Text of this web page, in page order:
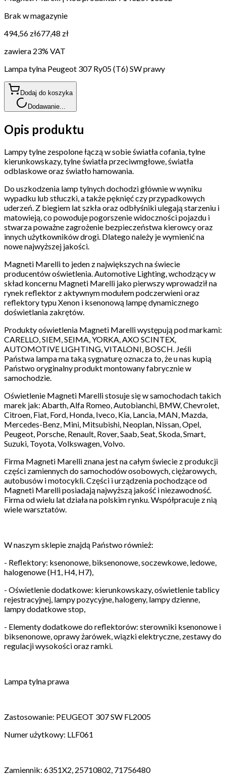
Brak w magazynie
494,56 zł677,48 zł
zawiera 23% VAT
Lampa tylna Peugeot 307 Ry05 (T6) SW prawy
Dodaj do koszyka
Dodawanie...
Opis produktu
Lampy tylne zespolone łączą w sobie światła cofania, tylne
kierunkowskazy, tylne światła przeciwmgłowe, światła
odblaskowe oraz światło hamowania.
Do uszkodzenia lamp tylnych dochodzi głównie w wyniku
wypadku lub stłuczki, a także pęknięć czy przypadkowych
uderzeń. Z biegiem lat szkła oraz odbłyśniki ulegają starzeniu i
matowieją, co powoduje pogorszenie widoczności pojazdu i
stwarza poważne zagrożenie bezpieczeństwa kierowcy oraz
innych użytkowników drogi. Dlatego należy je wymienić na
nowe najwyższej jakości.
Magneti Marelli to jeden z największych na świecie
producentów oświetlenia. Automotive Lighting, wchodzący w
skład koncernu Magneti Marelli jako pierwszy wprowadził na
rynek reflektor z aktywnym modułem podczerwieni oraz
reflektory typu Xenon i ksenonową lampę dynamicznego
doświetlania zakrętów.
Produkty oświetlenia Magneti Marelli występują pod markami:
CARELLO, SIEM, SEIMA, YORKA, AXO SCINTEX,
AUTOMOTIVE LIGHTING, VITALONI, BOSCH. Jeśli
Państwa lampa ma taką sygnaturę oznacza to, że u nas kupią
Państwo oryginalny produkt montowany fabrycznie w
samochodzie.
Oświetlenie Magneti Marelli stosuje się w samochodach takich
marek jak: Abarth, Alfa Romeo, Autobianchi, BMW, Chevrolet,
Citroen, Fiat, Ford, Honda, Iveco, Kia, Lancia, MAN, Mazda,
Mercedes-Benz, Mini, Mitsubishi, Neoplan, Nissan, Opel,
Peugeot, Porsche, Renault, Rover, Saab, Seat, Skoda, Smart,
Suzuki, Toyota, Volkswagen, Volvo.
Firma Magneti Marelli znana jest na całym świecie z produkcji
części zamiennych do samochodów osobowych, ciężarowych,
autobusów i motocykli. Części i urządzenia pochodzące od
Magneti Marelli posiadają najwyższą jakość i niezawodność.
Firma od wielu lat działa na polskim rynku. Współpracuje z nią
wiele warsztatów.
W naszym sklepie znajdą Państwo również:
- Reflektory: ksenonowe, biksenonowe, soczewkowe, ledowe,
halogenowe (H1, H4, H7),
- Oświetlenie dodatkowe: kierunkowskazy, oświetlenie tablicy
rejestracyjnej, lampy pozycyjne, halogeny, lampy dzienne,
lampy dodatkowe stop,
- Elementy dodatkowe do reflektorów: sterowniki ksenonowe i
biksenonowe, oprawy żarówek, wiązki elektryczne, zestawy do
regulacji wysokości oraz ramki.
Lampa tylna prawa
Zastosowanie: PEUGEOT 307 SW FL2005
Numer użytkowy: LLF061
Zamiennik: 6351X2, 25710802, 71756480